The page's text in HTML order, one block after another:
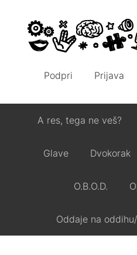
Podpri Prijava
A res, tega ne veš?
Glave Dvokorak
O.B.O.D.
Oddaje na